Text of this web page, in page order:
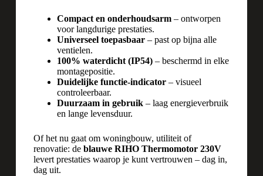
Compact en onderhoudsarm– ontworpen
voor langdurige prestaties.
Universeel toepasbaar– past op bijna alle
ventielen.
100% waterdicht (IP54)– beschermd in elke
montagepositie.
Duidelijke functie-indicator– visueel
controleerbaar.
Duurzaam in gebruik– laag energieverbruik
en lange levensduur.
Of het nu gaat om woningbouw, utiliteit of
renovatie: de blauwe RIHO Thermomotor 230V
levert prestaties waarop je kunt vertrouwen – dag in,
dag uit.